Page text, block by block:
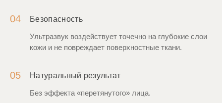
04 Безопасность
Ультразвук воздействует точечно на глубокие слои
кожи и не повреждает поверхностные ткани.
05 Натуральный результат
Без эффекта «перетянутого» лица.